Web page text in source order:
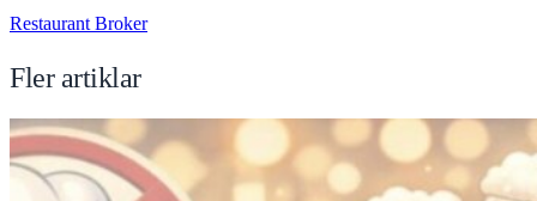
Restaurant Broker
Fler artiklar